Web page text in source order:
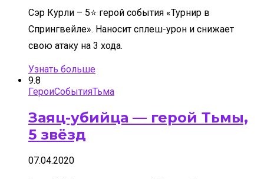
Сэр Курли – 5⭐ герой события «Турнир в
Спрингвейле». Наносит сплеш-урон и снижает
свою атаку на 3 хода.
Узнать больше
9.8
ГероиСобытияТьма
Заяц-убийца — герой Тьмы,
5 звёзд
07.04.2020